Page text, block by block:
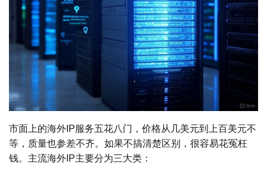
市面上的海外IP服务五花八门，价格从几美元到上百美元不
等，质量也参差不齐。如果不搞清楚区别，很容易花冤枉
钱。主流海外IP主要分为三大类：